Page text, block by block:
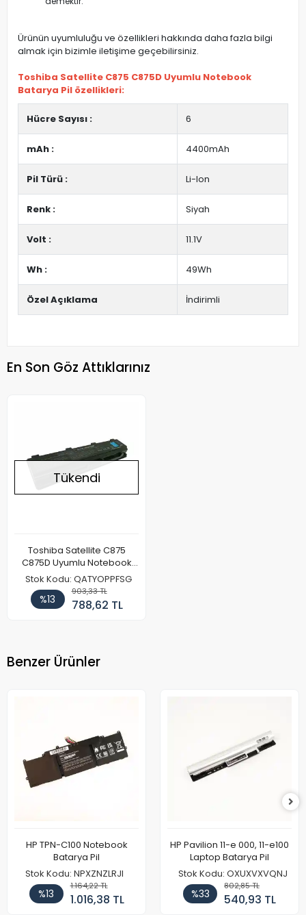
Ürünün uyumluluğu ve özellikleri hakkında daha fazla bilgi
almak için bizimle iletişime geçebilirsiniz.
Toshiba Satellite C875 C875D Uyumlu Notebook
Batarya Pil özellikleri:
Hücre Sayısı : 6
mAh : 4400mAh
Pil Türü : Li-Ion
Renk : Siyah
Volt : 11.1V
Wh : 49Wh
Özel Açıklama İndirimli
En Son Göz Attıklarınız
Tükendi
Toshiba Satellite C875
C875D Uyumlu Notebook
Batarya Pil
Stok Kodu: QATYOPPFSG
%13
903,33 TL
788,62 TL
Benzer Ürünler
HP TPN-C100 Notebook
Batarya Pil
Stok Kodu: NPXZNZLRJI
%13
1.164,22 TL
1.016,38 TL
HP Pavilion 11-e 000, 11-e100
Laptop Batarya Pil
Stok Kodu: OXUXVXVQNJ
%33
802,85 TL
540,93 TL